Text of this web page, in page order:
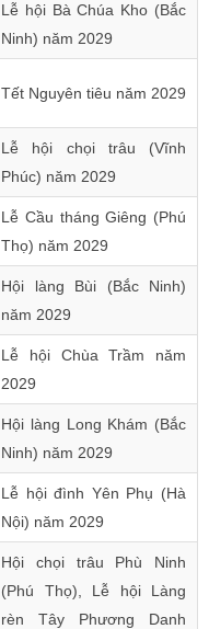
Lễ hội Bà Chúa Kho (Bắc
Ninh) năm 2029
Tết Nguyên tiêu năm 2029
Lễ hội chọi trâu (Vĩnh
Phúc) năm 2029
Lễ Cầu tháng Giêng (Phú
Thọ) năm 2029
Hội làng Bùi (Bắc Ninh)
năm 2029
Lễ hội Chùa Trầm năm
2029
Hội làng Long Khám (Bắc
Ninh) năm 2029
Lễ hội đình Yên Phụ (Hà
Nội) năm 2029
Hội chọi trâu Phù Ninh
(Phú Thọ), Lễ hội Làng
rèn Tây Phương Danh